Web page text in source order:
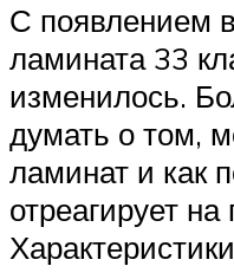
С появлением
ламината 33
изменилось.
думать о том,
ламинат и как
отреагирует